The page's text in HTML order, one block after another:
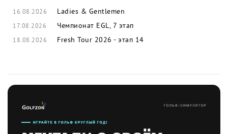
16.08.2026 Ladies & Gentlemen
17.08.2026 Чемпионат EGL, 7 этап
18.08.2026 Fresh Tour 2026 - этап 14